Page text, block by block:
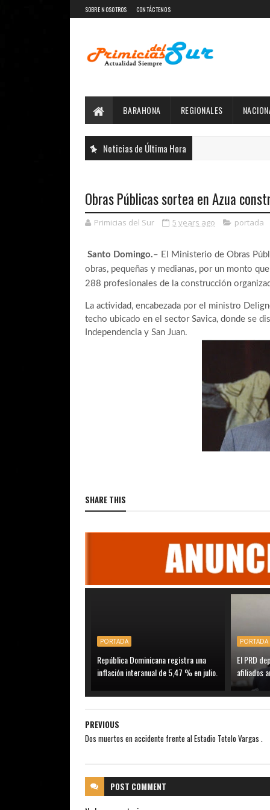
SOBRE NOSOTROS CONTÁCTENOS
BARAHONA REGIONALES
Noticias de Última Hora
Obras Públicas sortea en Azua
Primicias del Sur 5 years ago portada
Santo Domingo.– El Ministerio de Obras
obras, pequeñas y medianas, por un monto
288 profesionales de la construcción
La actividad, encabezada por el ministro
techo ubicado en el sector Savica, donde se
Independencia y San Juan.
SHARE THIS
PORTADA
República Dominicana registra una
inflación interanual de 5,47 % en julio.
PORTADA
El PRD
afiliados
PREVIOUS
Dos muertos en accidente frente al Estadio Tetelo Vargas .
POST COMMENT